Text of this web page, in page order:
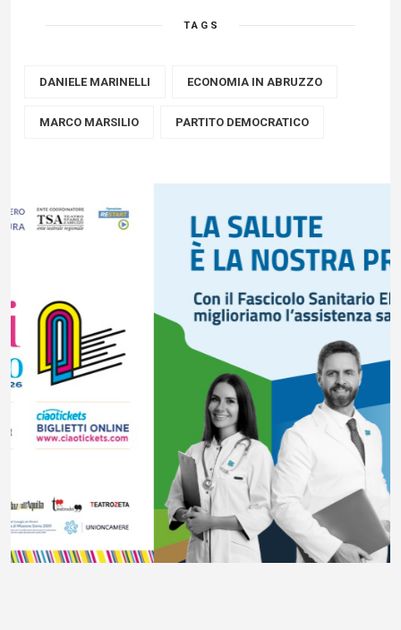
TAGS
DANIELE MARINELLI ECONOMIA IN ABRUZZO
MARCO MARSILIO PARTITO DEMOCRATICO